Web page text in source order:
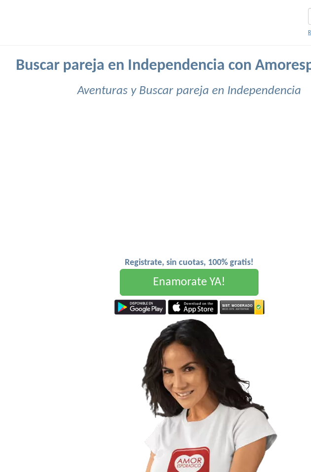
Buscar pareja en Independencia con
Aventuras y Buscar pareja en Independencia
Registrate, sin cuotas, 100% gratis!
Enamorate YA!